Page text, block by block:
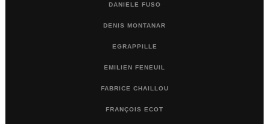
DANIELE FUSO
DENIS MONTANAR
EGRAPPILLE
EMILIEN FENEUIL
FABRICE CHAILLOU
FRANÇOIS ECOT